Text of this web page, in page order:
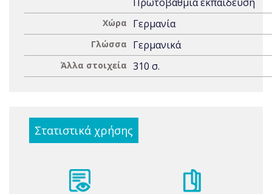
Χώρα Γερμανία
Γλώσσα Γερμανικά
Άλλα στοιχεία 310 σ.
Στατιστικά χρήσης